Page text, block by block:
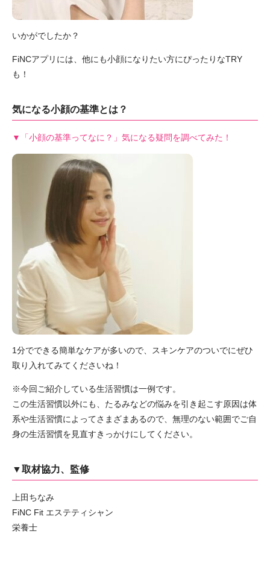
いかがでしたか？
FiNCアプリには、他にも小顔になりたい方にぴったりなTRY
も！
気になる小顔の基準とは？
▼「小顔の基準ってなに？」気になる疑問を調べてみた！
1分でできる簡単なケアが多いので、スキンケアのついでにぜひ
取り入れてみてくださいね！
※今回ご紹介している生活習慣は一例です。
この生活習慣以外にも、たるみなどの悩みを引き起こす原因は体
系や生活習慣によってさまざまあるので、無理のない範囲でご自
身の生活習慣を見直すきっかけにしてください。
▼取材協力、監修
上田ちなみ
FiNC Fit エステティシャン
栄養士